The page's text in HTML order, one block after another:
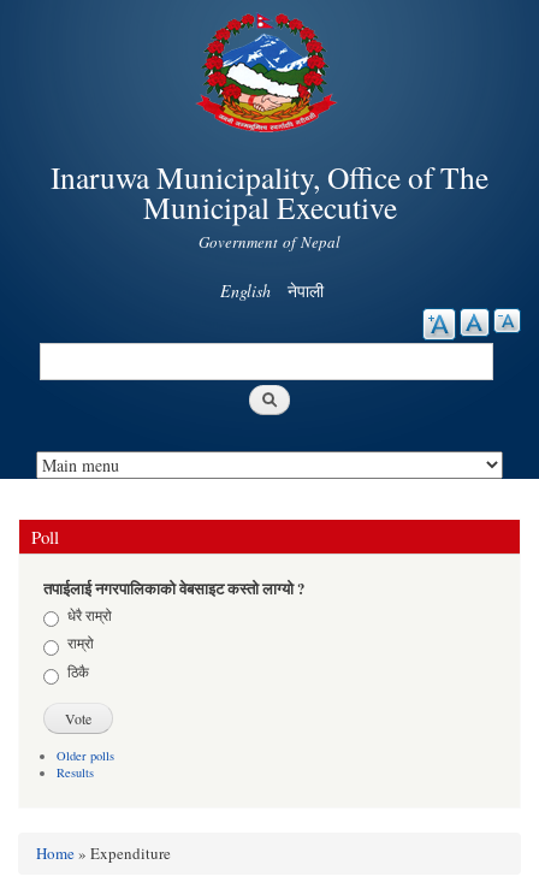
Skip to
main
content
Inaruwa Municipality, Office of The
Municipal Executive
Government of Nepal
English नेपाली
Search
Poll
तपाईलाई नगरपालिकाको वेबसाइट कस्तो लाग्यो ?
Choicesधेरै राम्रो
राम्रो
ठिकै
Older polls
Results
You are here
Home» Expenditure